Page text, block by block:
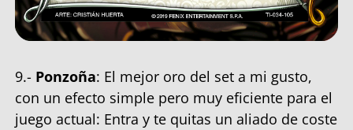
9.- Ponzoña: El mejor oro del set a mi gusto,
con un efecto simple pero muy eficiente para el
juego actual: Entra y te quitas un aliado de coste